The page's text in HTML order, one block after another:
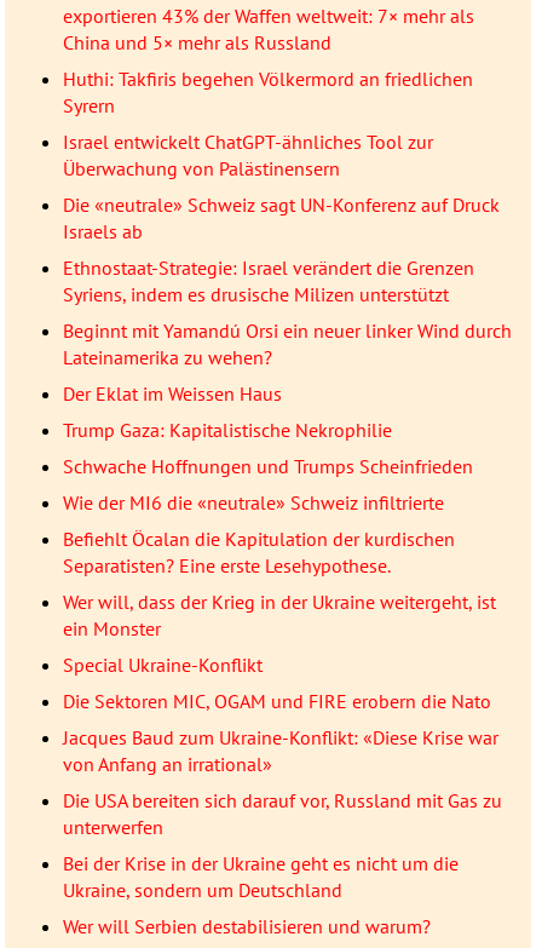
exportieren 43% der Waffen weltweit: 7× mehr als
China und 5× mehr als Russland
Huthi: Takfiris begehen Völkermord an friedlichen
Syrern
Israel entwickelt ChatGPT-ähnliches Tool zur
Überwachung von Palästinensern
Die «neutrale» Schweiz sagt UN-Konferenz auf Druck
Israels ab
Ethnostaat-Strategie: Israel verändert die Grenzen
Syriens, indem es drusische Milizen unterstützt
Beginnt mit Yamandú Orsi ein neuer linker Wind durch
Lateinamerika zu wehen?
Der Eklat im Weissen Haus
Trump Gaza: Kapitalistische Nekrophilie
Schwache Hoffnungen und Trumps Scheinfrieden
Wie der MI6 die «neutrale» Schweiz infiltrierte
Befiehlt Öcalan die Kapitulation der kurdischen
Separatisten? Eine erste Lesehypothese.
Wer will, dass der Krieg in der Ukraine weitergeht, ist
ein Monster
Special Ukraine-Konflikt
Die Sektoren MIC, OGAM und FIRE erobern die Nato
Jacques Baud zum Ukraine-Konflikt: «Diese Krise war
von Anfang an irrational»
Die USA bereiten sich darauf vor, Russland mit Gas zu
unterwerfen
Bei der Krise in der Ukraine geht es nicht um die
Ukraine, sondern um Deutschland
Wer will Serbien destabilisieren und warum?